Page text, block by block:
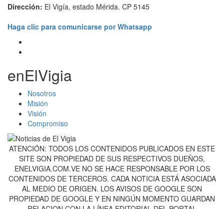
Dirección: El Vigía, estado Mérida. CP 5145
Haga clic para comunicarse por Whatsapp
enElVigia
Nosotros
Misión
Visión
Compromiso
ATENCIÓN: TODOS LOS CONTENIDOS PUBLICADOS EN ESTE
SITE SON PROPIEDAD DE SUS RESPECTIVOS DUEÑOS,
ENELVIGIA.COM.VE NO SE HACE RESPONSABLE POR LOS
CONTENIDOS DE TERCEROS. CADA NOTICIA ESTÁ ASOCIADA
AL MEDIO DE ORIGEN. LOS AVISOS DE GOOGLE SON
PROPIEDAD DE GOOGLE Y EN NINGÚN MOMENTO GUARDAN